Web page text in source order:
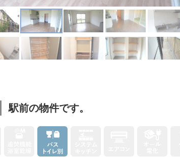
駅前の物件です。